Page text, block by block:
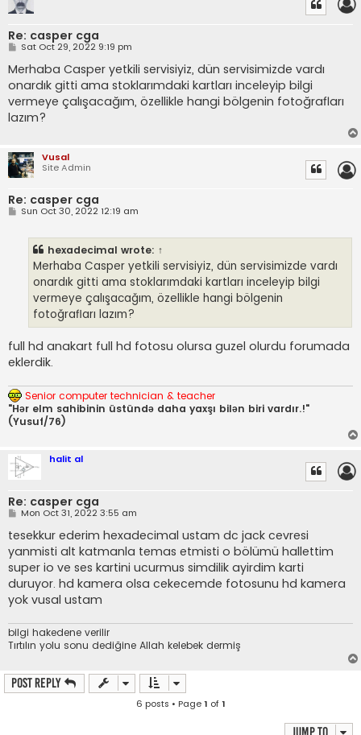
Re: casper cga
P
s
t
Sat Oct 29, 2022 9:19 pm
Merhaba Casper yetkili servisiyiz, dün servisimizde vardı
onardık gitti ama stoklarımdaki kartları inceleyip bilgi
vermeye çalışacağım, özellikle hangi bölgenin fotoğrafları
lazım?
Vusal
Site Admin
Re: casper cga
PSun Oct 30, 2022 12:19 am
hexadecimal wrote: ↑
Merhaba Casper yetkili servisiyiz, dün servisimizde vardı
onardık gitti ama stoklarımdaki kartları inceleyip bilgi
vermeye çalışacağım, özellikle hangi bölgenin
fotoğrafları lazım?
full hd anakart full hd fotosu olursa guzel olurdu forumada
eklerdik.
Senior computer technician & teacher
"Hər elm sahibinin üstündə daha yaxşı bilən biri vardır.!"
(Yusuf/76)
halit al
Re: casper cga
P
s
t
Mon Oct 31, 2022 3:55 am
tesekkur ederim hexadecimal ustam dc jack cevresi
yanmisti alt katmanla temas etmisti o bölümü hallettim
super io ve ses kartini ucurmus simdilik ayirdim karti
duruyor. hd kamera olsa cekecemde fotosunu hd kamera
yok vusal ustam
bilgi hakedene verilir
Tırtılın yolu sonu dediğine Allah kelebek dermiş
Post Reply
6 posts • Page1 of1